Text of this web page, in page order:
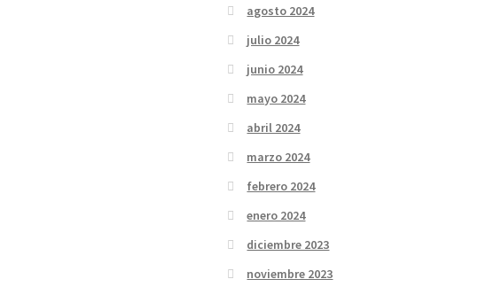
agosto 2024
julio 2024
junio 2024
mayo 2024
abril 2024
marzo 2024
febrero 2024
enero 2024
diciembre 2023
noviembre 2023